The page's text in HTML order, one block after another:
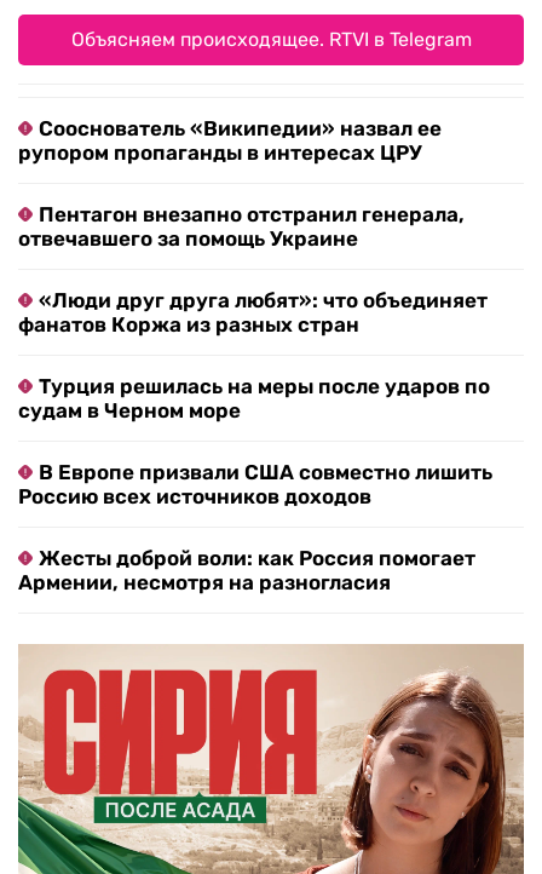
Объясняем происходящее. RTVI в Telegram
Сооснователь «Википедии» назвал ее
рупором пропаганды в интересах ЦРУ
Пентагон внезапно отстранил генерала,
отвечавшего за помощь Украине
«Люди друг друга любят»: что объединяет
фанатов Коржа из разных стран
Турция решилась на меры после ударов по
судам в Черном море
В Европе призвали США совместно лишить
Россию всех источников доходов
Жесты доброй воли: как Россия помогает
Армении, несмотря на разногласия